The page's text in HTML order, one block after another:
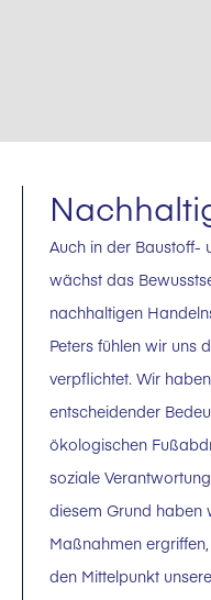
Auch in der Baustoff-
wächst das
nachhaltigen
Peters fühlen wir uns
verpflichtet. Wir
entscheidender
ökologischen
soziale
diesem Grund haben
Maßnahmen
den Mittelpunkt